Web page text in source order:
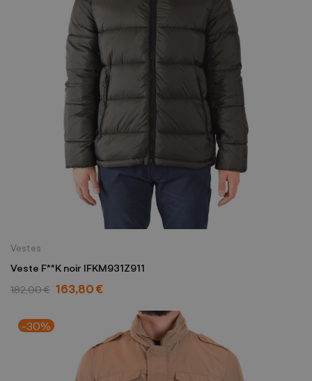
Vestes
Veste F**K noir IFKM931Z911
182,00 € 163,80 €
-30%